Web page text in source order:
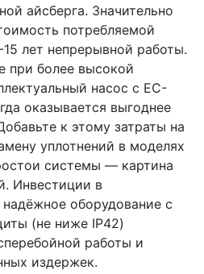
айсберга. Значительно
потребляемой
15 лет непрерывной работы.
при более высокой
насос с EC-
оказывается выгоднее
к этому затраты на
уплотнений в моделях
системы — картина
Инвестиции в
оборудование с
(не ниже IP42)
работы и
издержек.